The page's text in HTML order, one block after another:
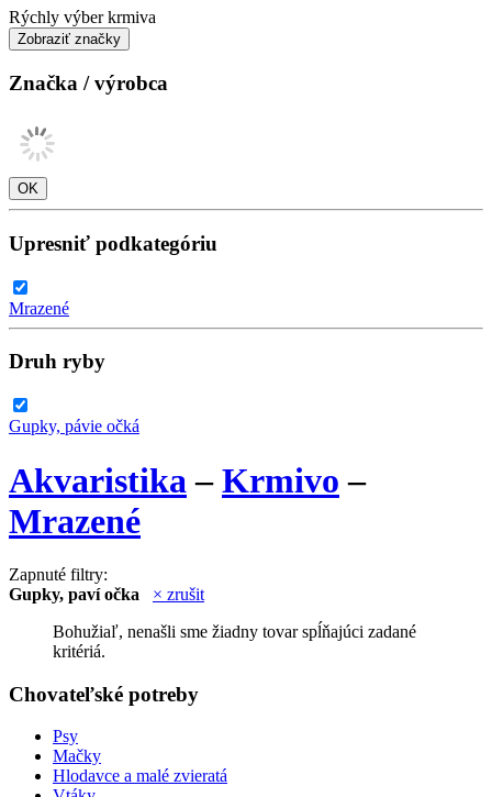
Rýchly výber krmiva
Značka / výrobca
Upresniť podkategóriu
Mrazené
Druh ryby
Gupky, pávie očká
Akvaristika –Krmivo –
Mrazené
Zapnuté filtry:
Gupky, paví očka
× zrušit
Bohužiaľ, nenašli sme žiadny tovar spĺňajúci zadané
kritériá.
Chovateľské potreby
Psy
Mačky
Hlodavce a malé zvieratá